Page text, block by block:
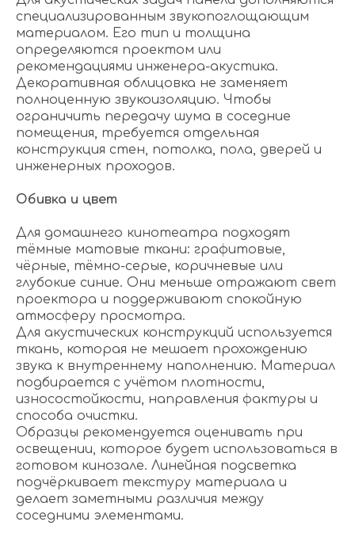
специализированным звукопоглощающим
материалом. Его тип и толщина
определяются проектом или
рекомендациями инженера-акустика.
Декоративная облицовка не заменяет
полноценную звукоизоляцию. Чтобы
ограничить передачу шума в соседние
помещения, требуется отдельная
конструкция стен, потолка, пола, дверей и
инженерных проходов.
Обивка и цвет
Для домашнего кинотеатра подходят
тёмные матовые ткани: графитовые,
чёрные, тёмно-серые, коричневые или
глубокие синие. Они меньше отражают свет
проектора и поддерживают спокойную
атмосферу просмотра.
Для акустических конструкций используется
ткань, которая не мешает прохождению
звука к внутреннему наполнению. Материал
подбирается с учётом плотности,
износостойкости, направления фактуры и
способа очистки.
Образцы рекомендуется оценивать при
освещении, которое будет использоваться в
готовом кинозале. Линейная подсветка
подчёркивает текстуру материала и
делает заметными различия между
соседними элементами.